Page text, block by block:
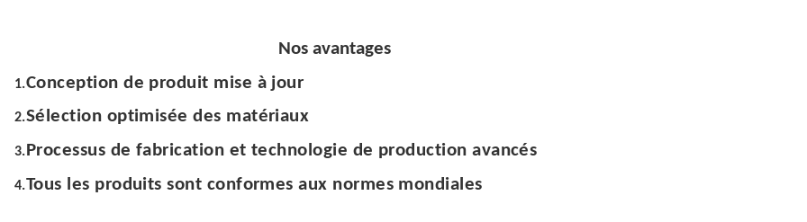
Nos avantages
1.Conception de produit mise à jour
2.Sélection optimisée des matériaux
3. Processus de fabrication et technologie de production avancés
4.Tous les produits sont conformes aux normes mondiales